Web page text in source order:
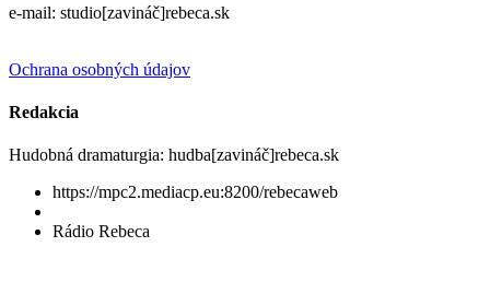
e-mail: studio[zavináč]rebeca.sk
Ochrana osobných údajov
Redakcia
Hudobná dramaturgia: hudba[zavináč]rebeca.sk
https://mpc2.mediacp.eu:8200/rebecaweb
Rádio Rebeca